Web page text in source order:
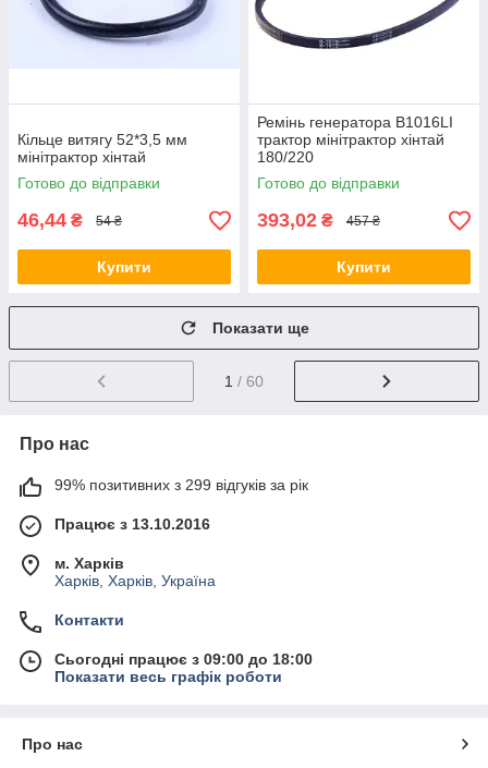
Кільце витягу 52*3,5 мм
мінітрактор хінтай
Готово до відправки
46,44 ₴ 54 ₴
Купити
Ремінь генератора В1016LI
трактор мінітрактор хінтай
180/220
Готово до відправки
393,02 ₴ 457 ₴
Купити
Показати ще
1 / 60
Про нас
99% позитивних з 299 відгуків за рік
Працює з 13.10.2016
м. Харків
Харків, Харків, Україна
Контакти
Сьогодні працює з 09:00 до 18:00
Показати весь графік роботи
Про нас